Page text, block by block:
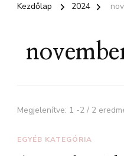
Kezdőlap 2024
Megjelenítve: 1 -2 / 2
EGYÉB KATEGÓRIA